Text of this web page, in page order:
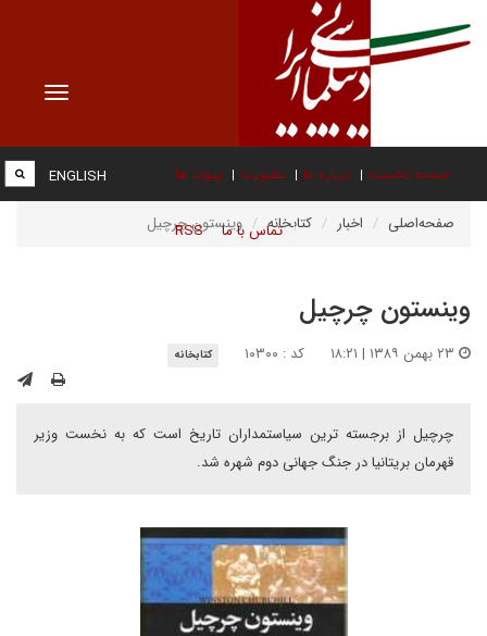
Toggle
صفحه نخست درباره ما عضویت پیوند ها
تماس با ما RSS
ENGLISH
صفحه‌اصلی اخبار کتابخانه وينستون چرچيل
وينستون چرچيل
کد : ۱۰۳۰۰ کتابخانه
چرچيل از برجسته ترين سياستمداران تاريخ است که به نخست وزير
قهرمان بريتانيا در جنگ جهانى دوم شهره شد.